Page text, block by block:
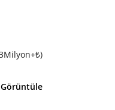
Görüntüle